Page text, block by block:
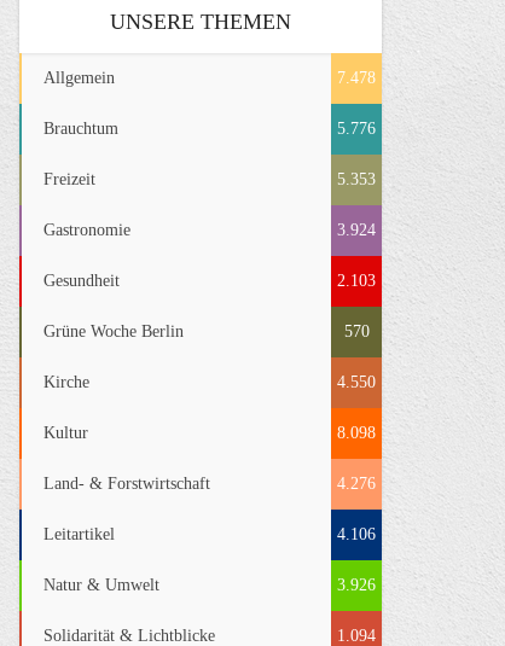
UNSERE THEMEN
Allgemein 7.478
Brauchtum 5.776
Freizeit 5.353
Gastronomie 3.924
Gesundheit 2.103
Grüne Woche Berlin 570
Kirche 4.550
Kultur 8.098
Land- & Forstwirtschaft 4.276
Leitartikel 4.106
Natur & Umwelt 3.926
Solidarität & Lichtblicke 1.094